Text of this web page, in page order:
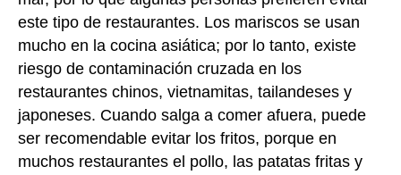
este tipo de restaurantes. Los mariscos se usan
mucho en la cocina asiática; por lo tanto, existe
riesgo de contaminación cruzada en los
restaurantes chinos, vietnamitas, tailandeses y
japoneses. Cuando salga a comer afuera, puede
ser recomendable evitar los fritos, porque en
muchos restaurantes el pollo, las patatas fritas y